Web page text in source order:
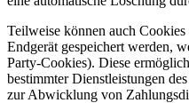
Teilweise können auch
Endgerät gespeichert werden,
Party-Cookies). Diese
bestimmter Dienstleistungen
zur Abwicklung von